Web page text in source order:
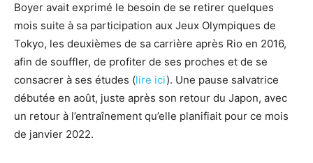
Boyer avait exprimé le besoin de se retirer quelques
mois suite à sa participation aux Jeux Olympiques de
Tokyo, les deuxièmes de sa carrière après Rio en 2016,
afin de souffler, de profiter de ses proches et de se
consacrer à ses études (lire ici). Une pause salvatrice
débutée en août, juste après son retour du Japon, avec
un retour à l’entraînement qu’elle planifiait pour ce mois
de janvier 2022.